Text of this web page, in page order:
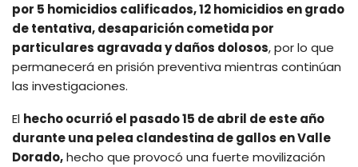
por 5 homicidios calificados, 12 homicidios en grado
de tentativa, desaparición cometida por
particulares agravada y daños dolosos, por lo que
permanecerá en prisión preventiva mientras continúan
las investigaciones.
El hecho ocurrió el pasado 15 de abril de este año
durante una pelea clandestina de gallos en Valle
Dorado,hecho que provocó una fuerte movilización